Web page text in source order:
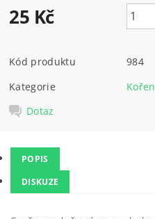
25 Kč
Kód produktu
984
Kategorie
Dotaz
POPIS
DISKUZE